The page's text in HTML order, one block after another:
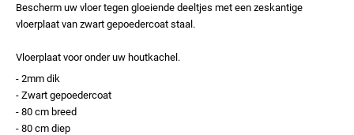
Bescherm uw vloer tegen gloeiende deeltjes met een zeskantige
vloerplaat van zwart gepoedercoat staal.
Vloerplaat voor onder uw houtkachel.
- 2mm dik
- Zwart gepoedercoat
- 80 cm breed
- 80 cm diep